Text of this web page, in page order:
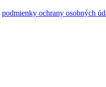
podmienky ochrany osobných